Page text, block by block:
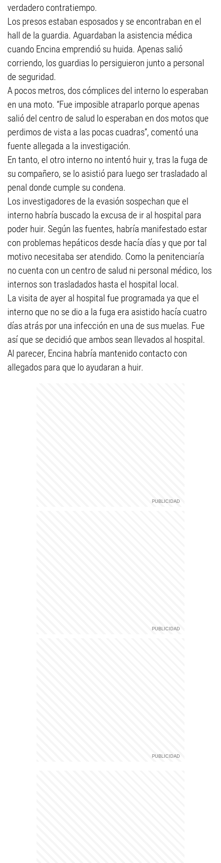
verdadero contratiempo.
Los presos estaban esposados y se encontraban en el
hall de la guardia. Aguardaban la asistencia médica
cuando Encina emprendió su huida. Apenas salió
corriendo, los guardias lo persiguieron junto a personal
de seguridad.
A pocos metros, dos cómplices del interno lo esperaban
en una moto. “Fue imposible atraparlo porque apenas
salió del centro de salud lo esperaban en dos motos que
perdimos de vista a las pocas cuadras”, comentó una
fuente allegada a la investigación.
En tanto, el otro interno no intentó huir y, tras la fuga de
su compañero, se lo asistió para luego ser trasladado al
penal donde cumple su condena.
Los investigadores de la evasión sospechan que el
interno habría buscado la excusa de ir al hospital para
poder huir. Según las fuentes, habría manifestado estar
con problemas hepáticos desde hacía días y que por tal
motivo necesitaba ser atendido. Como la penitenciaría
no cuenta con un centro de salud ni personal médico, los
internos son trasladados hasta el hospital local.
La visita de ayer al hospital fue programada ya que el
interno que no se dio a la fuga era asistido hacía cuatro
días atrás por una infección en una de sus muelas. Fue
así que se decidió que ambos sean llevados al hospital.
Al parecer, Encina habría mantenido contacto con
allegados para que lo ayudaran a huir.